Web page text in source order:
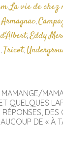
,La vie de chez
Armagnac,
,Eddy
, Tricot,
MAMANGE/
QUELQUES
RÉPONSES,
DE « À